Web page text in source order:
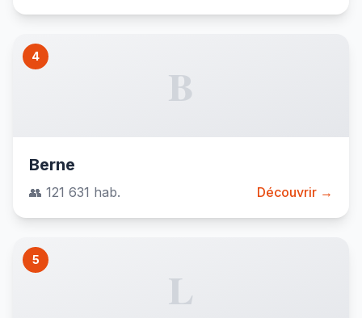
4
B
Berne
👥 121 631 hab. Découvrir →
5
L